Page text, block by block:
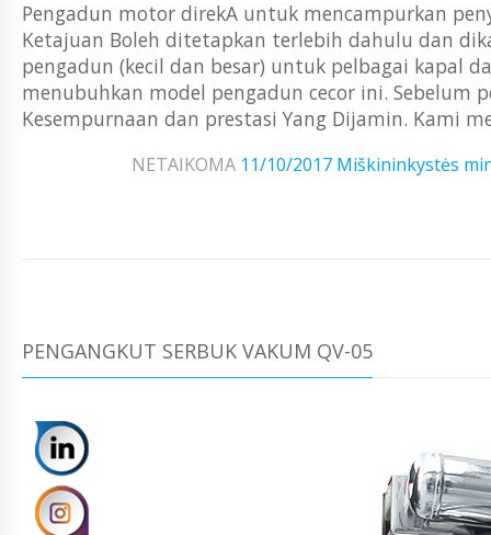
Pengadun motor direkA untuk mencampurkan
Ketajuan Boleh ditetapkan terlebih dahulu dan
pengadun (kecil dan besar) untuk pelbagai kapal
menubuhkan model pengadun cecor ini.
Kesempurnaan dan prestasi Yang Dijamin. Kami
NETAIKOMA 11/10/2017 Miškininkystės
PENGANGKUT SERBUK VAKUM QV-05